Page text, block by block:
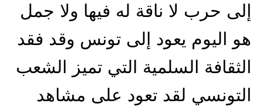
إلى حرب لا ناقة له فيها ولا جمل
هو اليوم يعود إلى تونس وقد فقد
الثقافة السلمية التي تميز الشعب
التونسي لقد تعود على مشاهد